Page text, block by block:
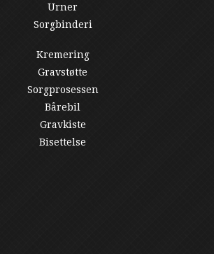
Urner
Sorgbinderi
Kremering
Gravstøtte
Sorgprosessen
Bårebil
Gravkiste
Bisettelse